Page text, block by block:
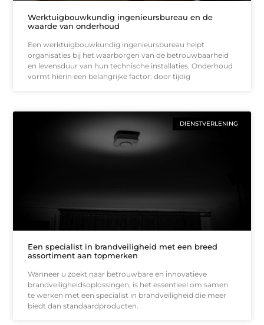
Werktuigbouwkundig ingenieursbureau en de
waarde van onderhoud
Een werktuigbouwkundig ingenieursbureau helpt
organisaties bij het waarborgen van de betrouwbaarheid
en levensduur van hun technische installaties. Onderhoud
vormt hierin een belangrijke factor: door tijdig
DIENSTVERLENING
Een specialist in brandveiligheid met een breed
assortiment aan topmerken
Wanneer u zoekt naar betrouwbare en innovatieve
brandveiligheidsoplossingen, is het essentieel om samen
te werken met een specialist in brandveiligheid die meer
biedt dan standaardproducten.